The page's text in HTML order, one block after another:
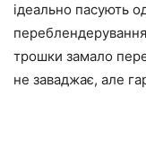
ідеально пасують
трошки замало
не заваджає, але